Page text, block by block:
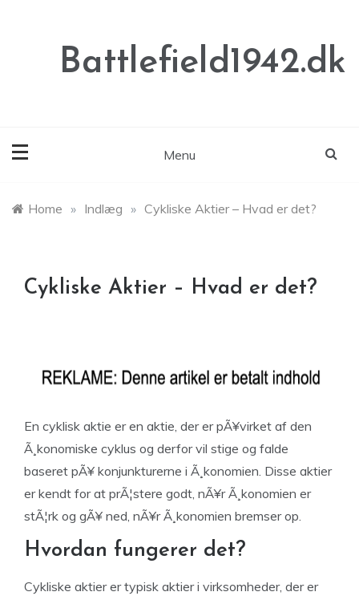
Battlefield1942.dk
Menu
Home » Indlæg » Cykliske Aktier – Hvad er det?
Cykliske Aktier – Hvad er det?
En cyklisk aktie er en aktie, der er pÃ¥virket af den
Ã¸konomiske cyklus og derfor vil stige og falde
baseret pÃ¥ konjunkturerne i Ã¸konomien. Disse aktier
er kendt for at prÃ¦stere godt, nÃ¥r Ã¸konomien er
stÃ¦rk og gÃ¥ ned, nÃ¥r Ã¸konomien bremser op.
Hvordan fungerer det?
Cykliske aktier er typisk aktier i virksomheder, der er